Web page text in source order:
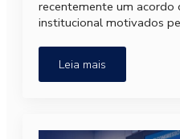
recentemente um acordo
institucional motivados
Leia mais